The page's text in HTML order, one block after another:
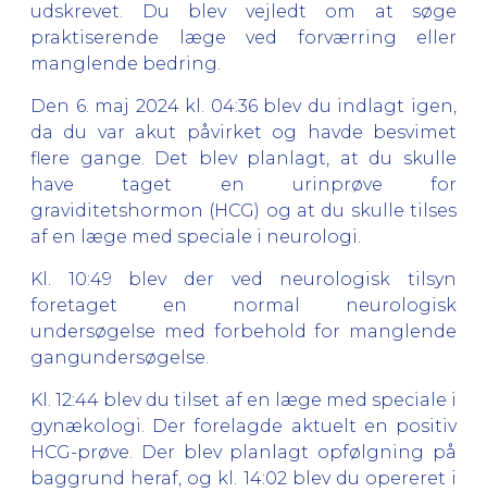
udskrevet. Du blev vejledt om at søge
praktiserende læge ved forværring eller
manglende bedring.
Den 6. maj 2024 kl. 04:36 blev du indlagt igen,
da du var akut påvirket og havde besvimet
flere gange. Det blev planlagt, at du skulle
have taget en urinprøve for
graviditetshormon (HCG) og at du skulle tilses
af en læge med speciale i neurologi.
Kl. 10:49 blev der ved neurologisk tilsyn
foretaget en normal neurologisk
undersøgelse med forbehold for manglende
gangundersøgelse.
Kl. 12:44 blev du tilset af en læge med speciale i
gynækologi. Der forelagde aktuelt en positiv
HCG-prøve. Der blev planlagt opfølgning på
baggrund heraf, og kl. 14:02 blev du opereret i